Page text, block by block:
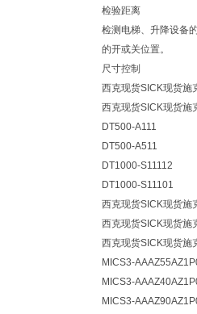
检验距离
检测电梯、升降设备
的开或关位置。
尺寸控制
西克现货SICK现货施
西克现货SICK现货施
DT500-A111
DT500-A511
DT1000-S11112
DT1000-S11101
西克现货SICK现货施
西克现货SICK现货施
西克现货SICK现货施
MICS3-
MICS3-
MICS3-